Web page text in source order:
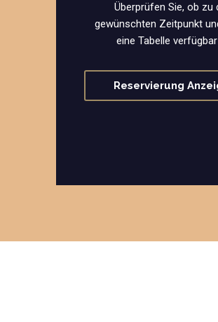
Überprüfen Sie, ob zu
gewünschten Zeitpunkt
eine Tabelle
Reservierung